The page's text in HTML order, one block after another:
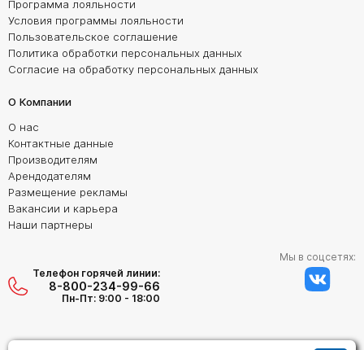
Программа лояльности
Условия программы лояльности
Пользовательское соглашение
Политика обработки персональных данных
Согласие на обработку персональных данных
О Компании
О нас
Контактные данные
Производителям
Арендодателям
Размещение рекламы
Вакансии и карьера
Наши партнеры
Телефон горячей линии:
8-800-234-99-66
Пн-Пт: 9:00 - 18:00
Мы в соцсетях: